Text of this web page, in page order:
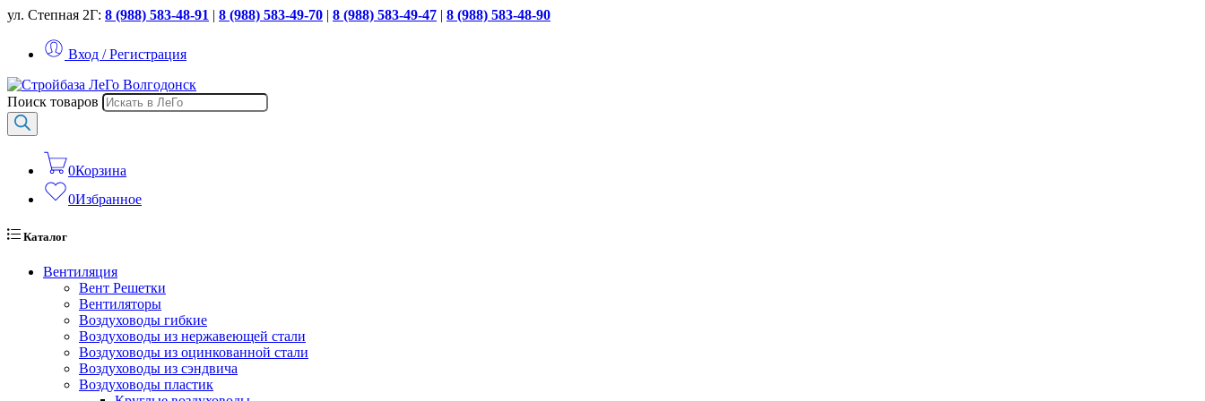
ул. Степная 2Г: 8 (988) 583-48-91 | 8 (988) 583-49-70 | 8 (988) 583-49-47 | 8 (988) 583-48-90
Вход / Регистрация
Поиск товаров
0Корзина
0Избранное
Каталог
Вентиляция
Вент Решетки
Вентиляторы
Воздуховоды гибкие
Воздуховоды из нержавеющей стали
Воздуховоды из оцинкованной стали
Воздуховоды из сэндвича
Воздуховоды пластик